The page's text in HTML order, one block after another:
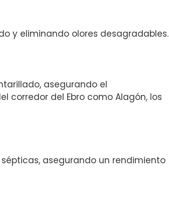
y eliminando olores desagradables.
asegurando el
corredor del Ebro como Alagón, los
asegurando un rendimiento